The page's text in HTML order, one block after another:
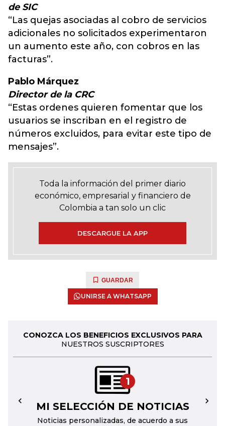
de SIC
“Las quejas asociadas al cobro de servicios
adicionales no solicitados experimentaron
un aumento este año, con cobros en las
facturas”.
Pablo Márquez
Director de la CRC
“Estas ordenes quieren fomentar que los
usuarios se inscriban en el registro de
números excluidos, para evitar este tipo de
mensajes”.
Toda la información del primer diario
económico, empresarial y financiero de
Colombia a tan solo un clic
DESCARGUE LA APP
GUARDAR
UNIRSE A WHATSAPP
CONOZCA LOS BENEFICIOS EXCLUSIVOS PARA
NUESTROS SUSCRIPTORES
1
MI SELECCIÓN DE NOTICIAS
Noticias personalizadas, de acuerdo a sus
← →